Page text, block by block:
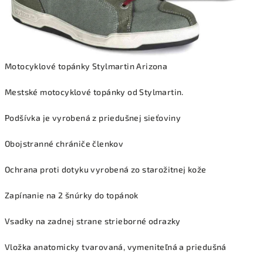
Motocyklové topánky Stylmartin Arizona
Mestské motocyklové topánky od Stylmartin.
Podšívka je vyrobená z priedušnej sieťoviny
Obojstranné chrániče členkov
Ochrana proti dotyku vyrobená zo starožitnej kože
Zapínanie na 2 šnúrky do topánok
Vsadky na zadnej strane strieborné odrazky
Vložka anatomicky tvarovaná, vymeniteľná a priedušná